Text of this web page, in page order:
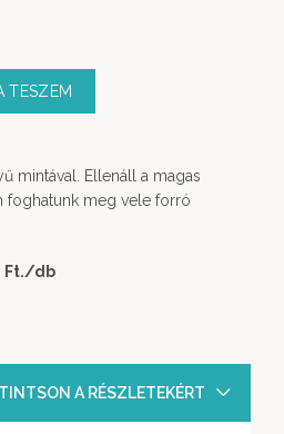
TESZEM
mintával. Ellenáll a magas
foghatunk meg vele forró
/db
A RÉSZLETEKÉRT